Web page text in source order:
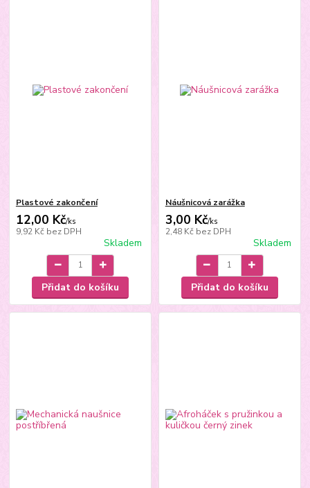
Plastové zakončení
12,00 Kč/ks
9,92 Kč bez DPH
Skladem
Přidat do košíku
Náušnicová zarážka
3,00 Kč/ks
2,48 Kč bez DPH
Skladem
Přidat do košíku